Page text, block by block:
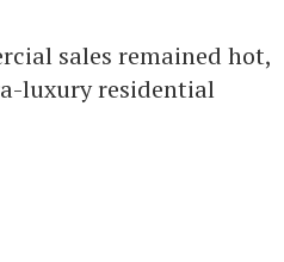
sales remained hot,
luxury residential